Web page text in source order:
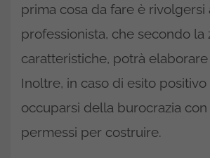
prima cosa da fare è rivolgersi
professionista, che secondo la
caratteristiche, potrà
Inoltre, in caso di esito
occuparsi della burocrazia con
permessi per costruire.